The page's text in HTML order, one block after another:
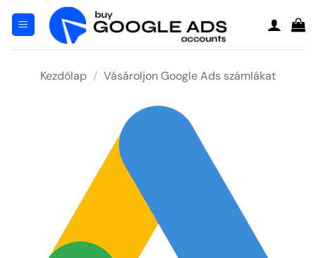
Kezdőlap / Vásároljon Google Ads számlákat